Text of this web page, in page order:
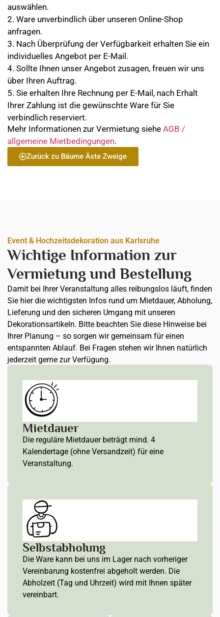
auswählen.
2. Ware unverbindlich über unseren Online-Shop
anfragen.
3. Nach Überprüfung der Verfügbarkeit erhalten Sie ein
individuelles Angebot per E-Mail.
4. Sollte Ihnen unser Angebot zusagen, freuen wir uns
über Ihren Auftrag.
5. Sie erhalten Ihre Rechnung per E-Mail, nach Erhalt
Ihrer Zahlung ist die gewünschte Ware für Sie
verbindlich reserviert.
Mehr Informationen zur Vermietung siehe AGB /
allgemeine Mietbedingungen.
Zurück zu Bäume Äste Zweige
Event & Hochzeitsdekoration aus Karlsruhe
Wichtige Information zur
Vermietung und Bestellung
Damit bei Ihrer Veranstaltung alles reibungslos läuft, finden
Sie hier die wichtigsten Infos rund um Mietdauer, Abholung,
Lieferung und den sicheren Umgang mit unseren
Dekorationsartikeln. Bitte beachten Sie diese Hinweise bei
Ihrer Planung – so sorgen wir gemeinsam für einen
entspannten Ablauf. Bei Fragen stehen wir Ihnen natürlich
jederzeit gerne zur Verfügung.
Mietdauer
Die reguläre Mietdauer beträgt mind. 4
Kalendertage (ohne Versandzeit) für eine
Veranstaltung.
Selbstabholung
Die Ware kann bei uns im Lager nach vorheriger
Vereinbarung kostenfrei abgeholt werden. Die
Abholzeit (Tag und Uhrzeit) wird mit Ihnen später
vereinbart.